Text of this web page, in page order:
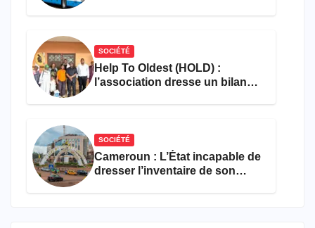
SOCIÉTÉ
Help To Oldest (HOLD) :
l’association dresse un bilan
SOCIÉTÉ
Cameroun : L’État incapable de
dresser l’inventaire de son